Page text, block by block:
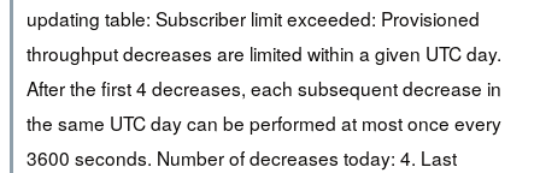
updating table: Subscriber limit exceeded: Provisioned
throughput decreases are limited within a given UTC day.
After the first 4 decreases, each subsequent decrease in
the same UTC day can be performed at most once every
3600 seconds. Number of decreases today: 4. Last